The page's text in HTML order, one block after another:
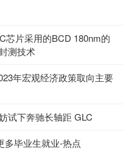
芯片采用的BCD 180nm的
测技术
年宏观经济政策取向主要
试下奔驰长轴距 GLC
多毕业生就业-热点